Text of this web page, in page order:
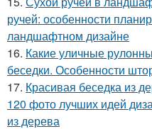
ручей: особенности
ландшафтном дизайне
16. Какие уличные
беседки. Особенности
17. Красивая беседка из
120 фото лучших идей
из дерева